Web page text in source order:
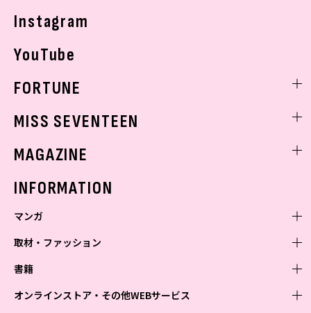
Instagram
YouTube
FORTUNE
MISS SEVENTEEN
MAGAZINE
INFORMATION
マンガ
少年マンガ
Vジャンプ
青年マンガ
少女マンガ
取材・ファッション
ファッション・美容
芸能・情報・スポーツ
書籍
文芸・文庫・総合
オンラインストア・その他WEBサービス